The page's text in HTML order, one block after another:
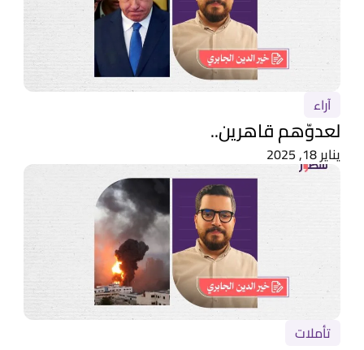
آراء
لعدوّهم قاهرين..
يناير 18, 2025
تأملات